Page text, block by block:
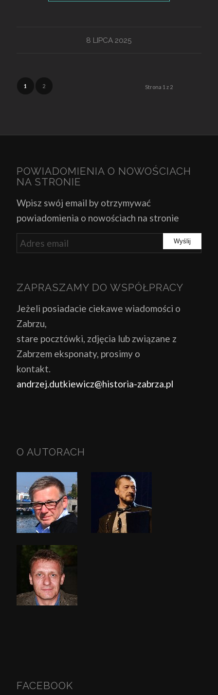
8 LIPCA 2025
Strona 1 z 2
1 2
POWIADOMIENIA O NOWOŚCIACH
NA STRONIE
Wpisz swój email by otrzymywać
powiadomienia o nowościach na stronie
ZAPRASZAMY DO WSPÓŁPRACY
Jeżeli posiadacie ciekawe wiadomości o
Zabrzu,
stare pocztówki, zdjęcia lub związane z
Zabrzem eksponaty, prosimy o
kontakt.
andrzej.dutkiewicz@historia-zabrza.pl
O AUTORACH
FACEBOOK